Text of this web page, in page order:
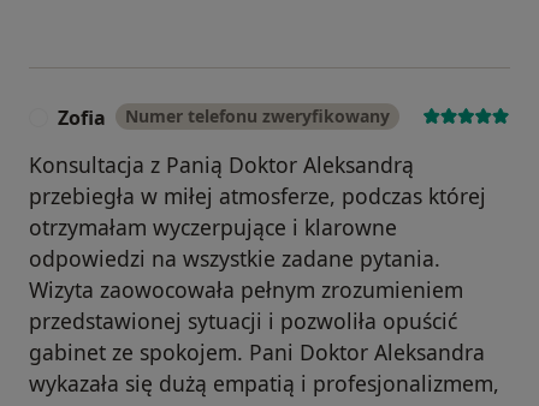
Zofia Numer telefonu zweryfikowany
Konsultacja z Panią Doktor Aleksandrą
przebiegła w miłej atmosferze, podczas której
otrzymałam wyczerpujące i klarowne
odpowiedzi na wszystkie zadane pytania.
Wizyta zaowocowała pełnym zrozumieniem
przedstawionej sytuacji i pozwoliła opuścić
gabinet ze spokojem. Pani Doktor Aleksandra
wykazała się dużą empatią i profesjonalizmem,